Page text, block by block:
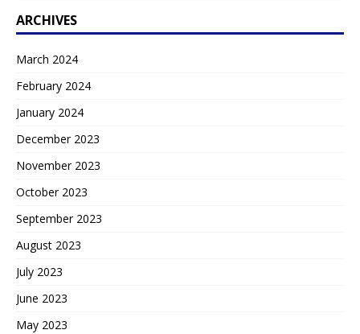
ARCHIVES
March 2024
February 2024
January 2024
December 2023
November 2023
October 2023
September 2023
August 2023
July 2023
June 2023
May 2023